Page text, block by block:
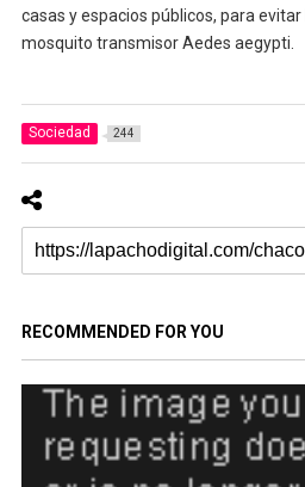
casas y espacios públicos, para evitar
mosquito transmisor Aedes aegypti.
Sociedad 244
RECOMMENDED FOR YOU